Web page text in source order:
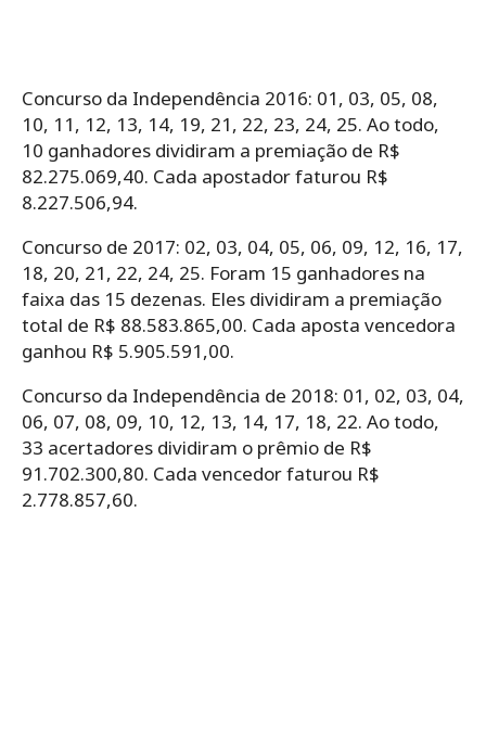
Concurso da Independência 2016: 01, 03, 05, 08,
10, 11, 12, 13, 14, 19, 21, 22, 23, 24, 25. Ao todo,
10 ganhadores dividiram a premiação de R$
82.275.069,40. Cada apostador faturou R$
8.227.506,94.
Concurso de 2017: 02, 03, 04, 05, 06, 09, 12, 16, 17,
18, 20, 21, 22, 24, 25. Foram 15 ganhadores na
faixa das 15 dezenas. Eles dividiram a premiação
total de R$ 88.583.865,00. Cada aposta vencedora
ganhou R$ 5.905.591,00.
Concurso da Independência de 2018: 01, 02, 03, 04,
06, 07, 08, 09, 10, 12, 13, 14, 17, 18, 22. Ao todo,
33 acertadores dividiram o prêmio de R$
91.702.300,80. Cada vencedor faturou R$
2.778.857,60.